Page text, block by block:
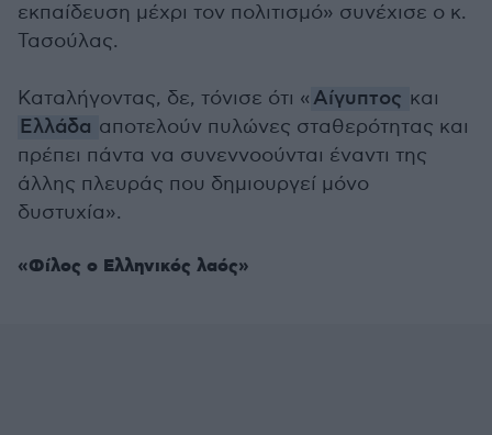
εκπαίδευση μέχρι τον πολιτισμό» συνέχισε ο κ.
Τασούλας.
Καταλήγοντας, δε, τόνισε ότι «Αίγυπτος και
Ελλάδα αποτελούν πυλώνες σταθερότητας και
πρέπει πάντα να συνεννοούνται έναντι της
άλλης πλευράς που δημιουργεί μόνο
δυστυχία».
«Φίλος ο Ελληνικός λαός»